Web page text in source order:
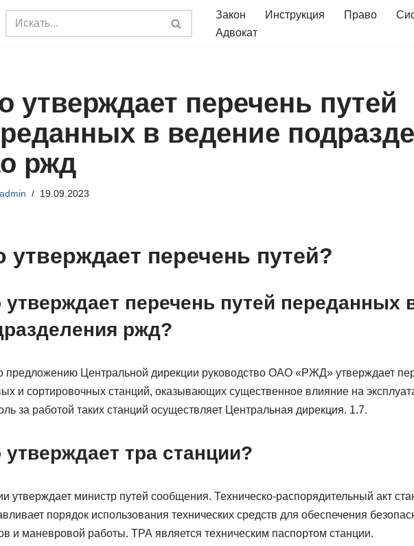
Закон Инструкция Право
Адвокат
утверждает перечень путей
в ведение
ржд
admin 19.09.2023
утверждает перечень путей?
утверждает перечень путей переданных
ржд?
предложению Центральной дирекции руководство ОАО «РЖД» утверждает
и сортировочных станций, оказывающих существенное влияние на
за работой таких станций осуществляет Центральная дирекция. 1.7.
утверждает тра станции?
утверждает министр путей сообщения. Техническо-распорядительный акт
порядок использования технических средств для обеспечения
и маневровой работы. ТРА является техническим паспортом станции.